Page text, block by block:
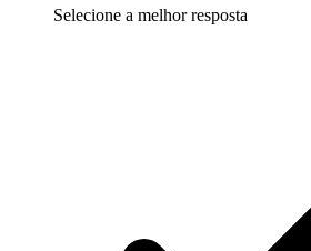
Selecione a melhor resposta